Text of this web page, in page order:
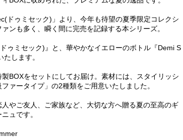
ドゥミセック)」より、今年も待望の夏季限定コレクシ
ンも多く、瞬く間に完売を記録する本シリーズ。
ゥミセック)』と、華やかなイエローのボトル『Demi S
します。
BOXをセットにしてお届け。素材には、スタイリッシ
ァータイプ」の2種類をご用意いたしました。
やご友人、ご家族など、大切な方へ贈る夏の至高のギ
ュです。